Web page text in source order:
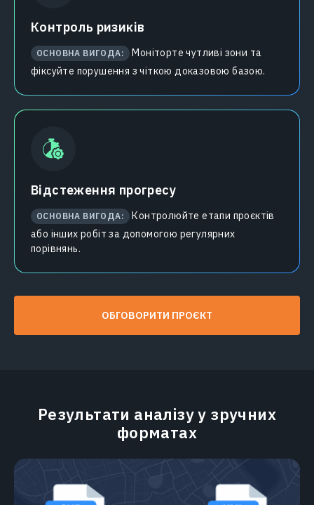
Контроль ризиків
ОСНОВНА ВИГОДА:
Моніторте чутливі зони та
фіксуйте порушення з чіткою доказовою базою.
Відстеження прогресу
ОСНОВНА ВИГОДА:
Контролюйте етапи проєктів
або інших робіт за допомогою регулярних
порівнянь.
ОБГОВОРИТИ ПРОЄКТ
Результати аналізу у зручних
форматах